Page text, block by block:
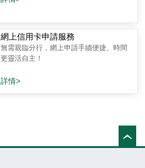
網上信用卡申請服務
無需親臨分行，網上申請手續便捷、時間
更靈活自主！
詳情>